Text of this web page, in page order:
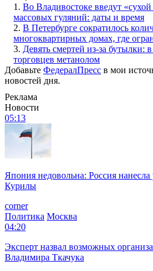
1. Во Владивостоке введут
массовых гуляний: даты и время
2. В Петербурге сократилось
многоквартирных домах, где
3. Девять смертей из-за бутылки:
торговцев метанолом
Добавьте ФедералПресс в мои
новостей дня.
Реклама
Новости
05:13
Япония недовольна: Россия нанесла
Курилы
corner
Политика Москва
04:20
Эксперт назвал возможных
Владимира Ткачука